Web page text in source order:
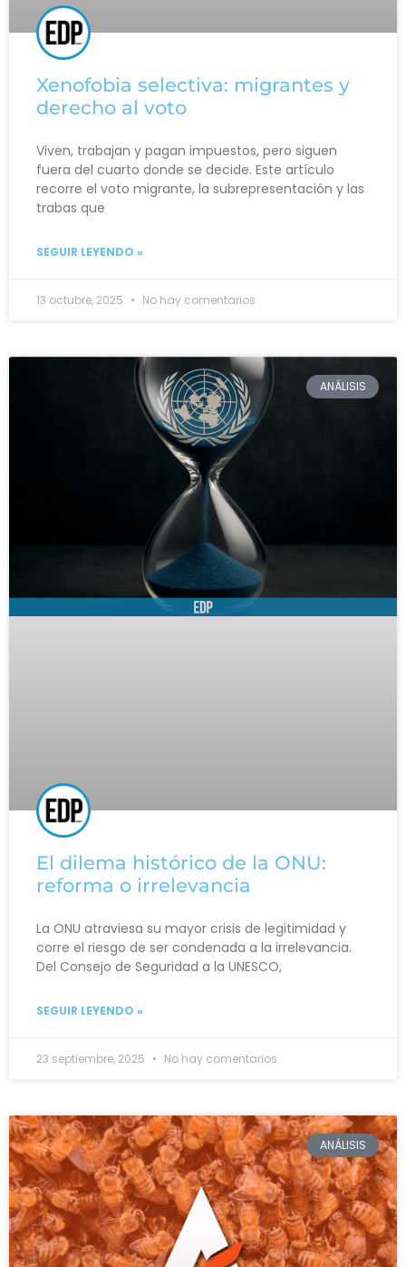
Xenofobia selectiva: migrantes y
derecho al voto
Viven, trabajan y pagan impuestos, pero siguen
fuera del cuarto donde se decide. Este artículo
recorre el voto migrante, la subrepresentación y las
trabas que
SEGUIR LEYENDO »
13 octubre, 2025 No hay comentarios
ANÁLISIS
El dilema histórico de la ONU:
reforma o irrelevancia
La ONU atraviesa su mayor crisis de legitimidad y
corre el riesgo de ser condenada a la irrelevancia.
Del Consejo de Seguridad a la UNESCO,
SEGUIR LEYENDO »
23 septiembre, 2025 No hay comentarios
ANÁLISIS